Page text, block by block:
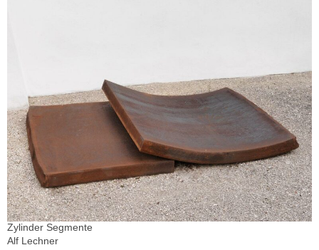
Zylinder Segmente
Alf Lechner